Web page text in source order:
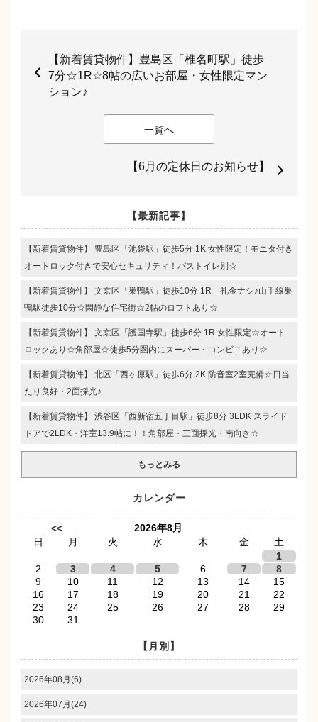
【新着賃貸物件】豊島区「椎名町駅」徒歩
7分☆1R☆8帖の広いお部屋・女性限定マン
ション♪
一覧へ
【6月の定休日のお知らせ】
【最新記事】
【新着賃貸物件】 豊島区「池袋駅」徒歩5分 1K 女性限定！モニタ付き
オートロック付きで安心セキュリティ！バストイレ別☆
【新着賃貸物件】 文京区「巣鴨駅」徒歩10分 1R 礼金ナシ♪山手線巣
鴨駅徒歩10分☆閑静な住宅街☆2帖のロフトあり☆
【新着賃貸物件】 文京区「護国寺駅」徒歩6分 1R 女性限定☆オート
ロックあり☆角部屋☆徒歩5分圏内にスーパー・コンビニあり☆
【新着賃貸物件】 北区「西ヶ原駅」徒歩6分 2K 防音室2室完備☆日当
たり良好・2面採光♪
【新着賃貸物件】 渋谷区「西新宿五丁目駅」徒歩8分 3LDK スライド
ドアで2LDK・洋室13.9帖に！！角部屋・三面採光・南向き☆
もっとみる
カレンダー
<<
2026年8月
日
月 火 水 木 金
土
1
2
3 4 5 6 7
8
9
10 11 12 13 14
15
16
17 18 19 20 21
22
23
24 25 26 27 28
29
30
31
【月別】
2026年08月(6)
2026年07月(24)